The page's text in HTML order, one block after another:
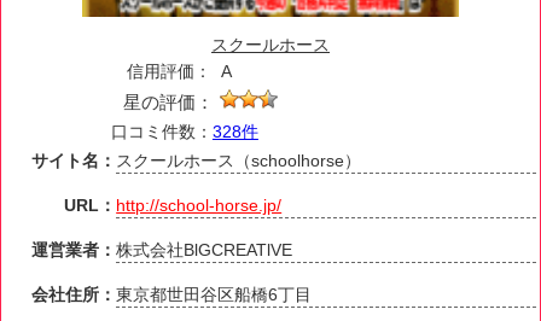
スクールホース
信用評価：
A
星の評価：
口コミ件数： 328件
サイト名： スクールホース（schoolhorse）
URL： http://school-horse.jp/
運営業者：株式会社BlGCREATlVE
会社住所：東京都世田谷区船橋6丁目